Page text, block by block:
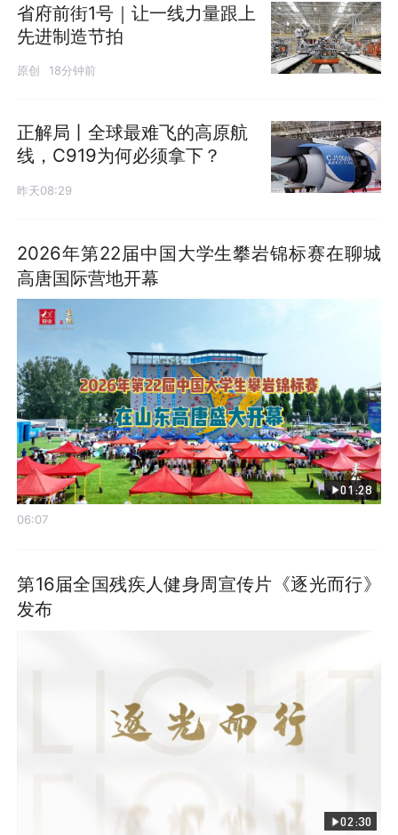
省府前街1号｜让一线力量跟上
先进制造节拍
原创 18分钟前
正解局丨全球最难飞的高原航
线，C919为何必须拿下？
昨天08:29
2026年第22届中国大学生攀岩锦标赛在聊城
高唐国际营地开幕
01:28
06:07
第16届全国残疾人健身周宣传片《逐光而行》
发布
02:30